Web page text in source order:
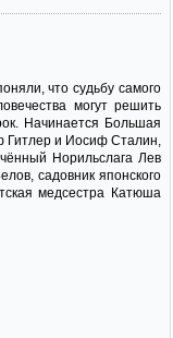
что судьбу самого
могут решить
Начинается Большая
Гитлер и Иосиф Сталин,
Норильслага Лев
садовник японского
медсестра Катюша